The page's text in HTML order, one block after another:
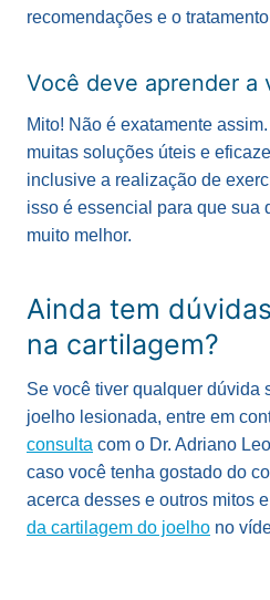
recomendações e o
Você deve aprender a
Mito! Não é exatamente
muitas soluções úteis e
inclusive a realização de
isso é essencial para que sua
muito melhor.
Ainda tem
na cartilagem?
Se você tiver qualquer dúvida
joelho lesionada, entre em
consulta com o Dr. Adriano
caso você tenha gostado do
acerca desses e outros mitos
da cartilagem do joelho no